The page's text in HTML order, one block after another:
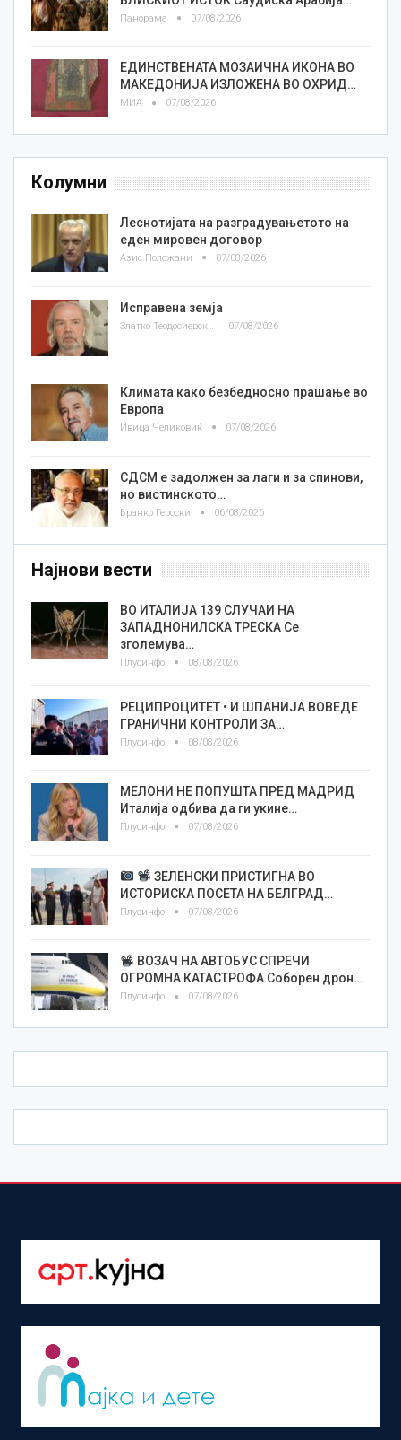
Панорама 07/08/2026
ЕДИНСТВЕНАТА МОЗАИЧНА ИКОНА ВО
МАКЕДОНИЈА ИЗЛОЖЕНА ВО ОХРИД…
МИА 07/08/2026
Колумни
Леснотијата на разградувањетото на
еден мировен договор
Азис Положани 07/08/2026
Исправена земја
Златко Теодосиевски 07/08/2026
Климата како безбедносно прашање во
Европа
Ивица Челиковиќ 07/08/2026
СДСМ е задолжен за лаги и за спинови,
но вистинското…
Бранко Героски 06/08/2026
Најнови вести
ВО ИТАЛИЈА 139 СЛУЧАИ НА
ЗАПАДНОНИЛСКА ТРЕСКА Се
зголемува…
Плусинфо 08/08/2026
РЕЦИПРОЦИТЕТ • И ШПАНИЈА ВОВЕДЕ
ГРАНИЧНИ КОНТРОЛИ ЗА…
Плусинфо 08/08/2026
МЕЛОНИ НЕ ПОПУШТА ПРЕД МАДРИД
Италија одбива да ги укине…
Плусинфо 07/08/2026
ЗЕЛЕНСКИ ПРИСТИГНА ВО
ИСТОРИСКА ПОСЕТА НА БЕЛГРАД…
Плусинфо 07/08/2026
ВОЗАЧ НА АВТОБУС СПРЕЧИ
ОГРОМНА КАТАСТРОФА Соборен дрон…
Плусинфо 07/08/2026